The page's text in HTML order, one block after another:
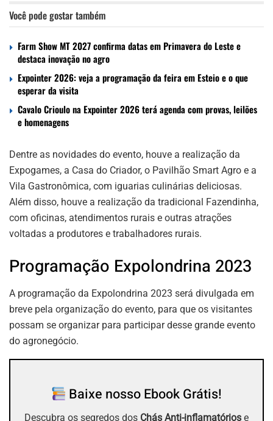
Você pode gostar também
Farm Show MT 2027 confirma datas em Primavera do Leste e
destaca inovação no agro
Expointer 2026: veja a programação da feira em Esteio e o que
esperar da visita
Cavalo Crioulo na Expointer 2026 terá agenda com provas, leilões
e homenagens
Dentre as novidades do evento, houve a realização da
Expogames, a Casa do Criador, o Pavilhão Smart Agro e a
Vila Gastronômica, com iguarias culinárias deliciosas.
Além disso, houve a realização da tradicional Fazendinha,
com oficinas, atendimentos rurais e outras atrações
voltadas a produtores e trabalhadores rurais.
Programação Expolondrina 2023
A programação da Expolondrina 2023 será divulgada em
breve pela organização do evento, para que os visitantes
possam se organizar para participar desse grande evento
do agronegócio.
Baixe nosso Ebook Grátis!
Descubra os segredos dos Chás Anti-inflamatórios e